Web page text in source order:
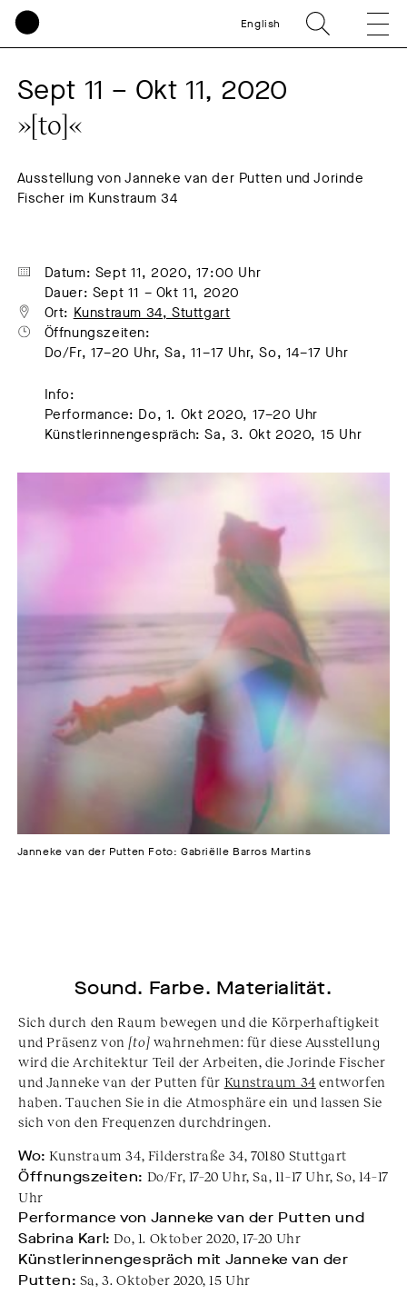
English
Sept 11 – Okt 11, 2020
»[to]«
Ausstellung von Janneke van der Putten und Jorinde
Fischer im Kunstraum 34
Datum: Sept 11, 2020, 17:00 Uhr
Dauer: Sept 11 – Okt 11, 2020
Ort: Kunstraum 34, Stuttgart
Öffnungszeiten:
Do/Fr, 17–20 Uhr, Sa, 11–17 Uhr, So, 14–17 Uhr
Info:
Performance: Do, 1. Okt 2020, 17–20 Uhr
Künstlerinnengespräch: Sa, 3. Okt 2020, 15 Uhr
Janneke van der Putten Foto: Gabriëlle Barros Martins
Sound. Farbe. Materialität.
Sich durch den Raum bewegen und die Körperhaftigkeit
und Präsenz von [to] wahrnehmen: für diese Ausstellung
wird die Architektur Teil der Arbeiten, die Jorinde Fischer
und Janneke van der Putten für Kunstraum 34 entworfen
haben. Tauchen Sie in die Atmosphäre ein und lassen Sie
sich von den Frequenzen durchdringen.
Wo: Kunstraum 34, Filderstraße 34, 70180 Stuttgart
Öffnungszeiten: Do/Fr, 17–20 Uhr, Sa, 11–17 Uhr, So, 14–17
Uhr
Performance von Janneke van der Putten und
Sabrina Karl: Do, 1. Oktober 2020, 17–20 Uhr
Künstlerinnengespräch mit Janneke van der
Putten: Sa, 3. Oktober 2020, 15 Uhr